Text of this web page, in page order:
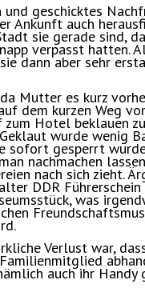
und geschicktes
Ankunft auch
sie gerade sind,
verpasst hatten.
dann aber sehr
Mutter es kurz
dem kurzen Weg
zum Hotel beklauen
wurde wenig
sofort gesperrt
nachmachen
nach sich zieht.
DDR Führerschein
was
Verlust war,
auch ihr Handy